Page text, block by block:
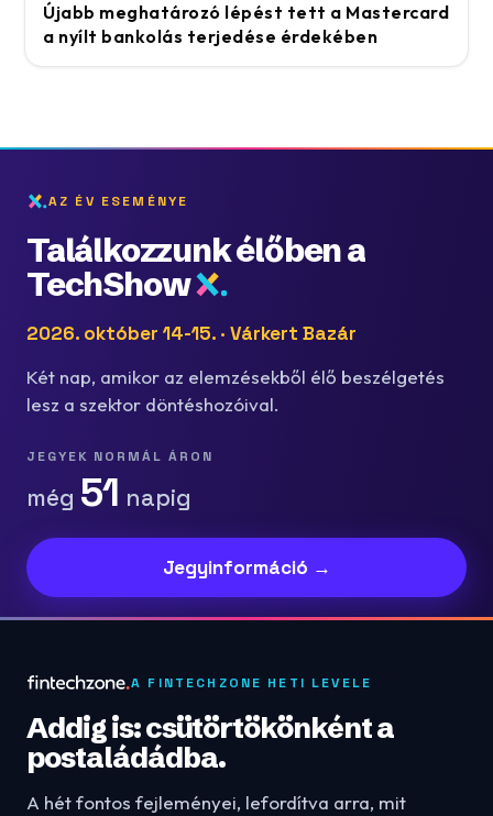
Újabb meghatározó lépést tett a Mastercard
a nyílt bankolás terjedése érdekében
AZ ÉV ESEMÉNYE
Találkozzunk élőben a
TechShow
2026. október 14-15. · Várkert Bazár
Két nap, amikor az elemzésekből élő beszélgetés
lesz a szektor döntéshozóival.
JEGYEK NORMÁL ÁRON
még 51 napig
Jegyinformáció →
A FINTECHZONE HETI LEVELE
Addig is: csütörtökönként a
postaládádba.
A hét fontos fejleményei, lefordítva arra, mit